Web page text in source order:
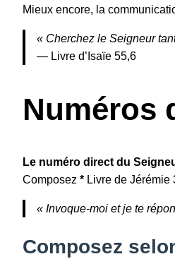
Mieux encore, la
« Cherchez le Seigneur
— Livre d’Isaïe 55,6
Numéros
Le numéro direct du
Composez * Livre de Jérémie
« Invoque-moi et je te
Composez